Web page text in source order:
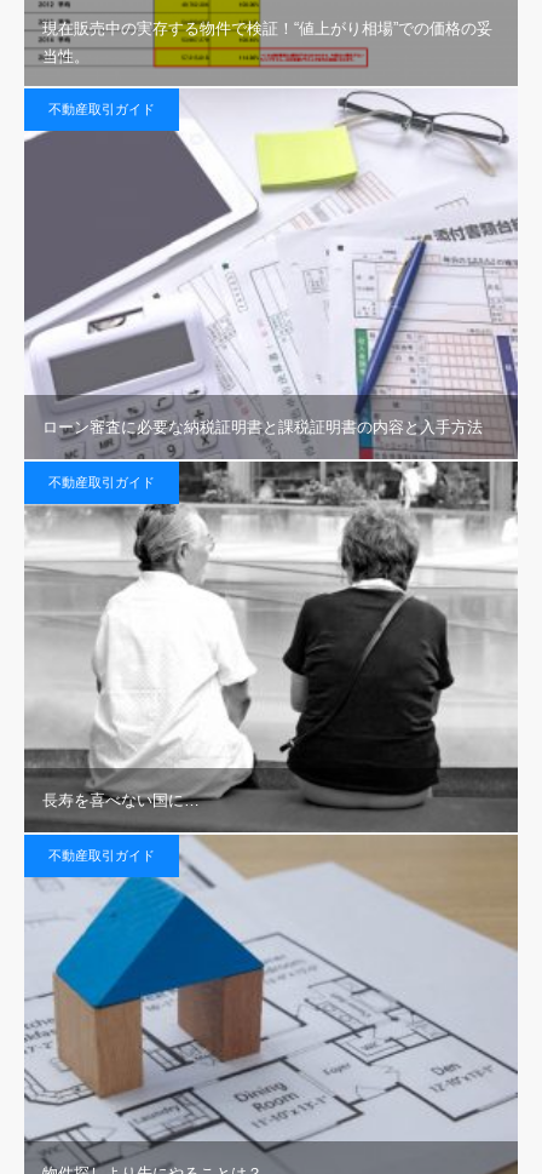
現在販売中の実存する物件で検証！“値上がり相場”での価格の妥
当性。
不動産取引ガイド
ローン審査に必要な納税証明書と課税証明書の内容と入手方法
不動産取引ガイド
長寿を喜べない国に…
不動産取引ガイド